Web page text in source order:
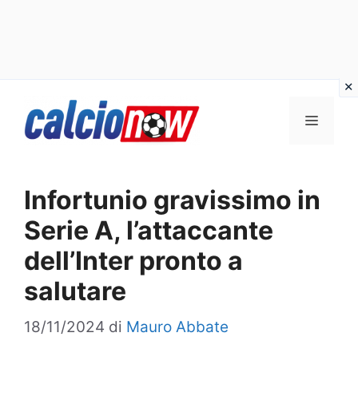
Menu
Infortunio gravissimo in
Serie A, l’attaccante
dell’Inter pronto a
salutare
18/11/2024 di Mauro Abbate